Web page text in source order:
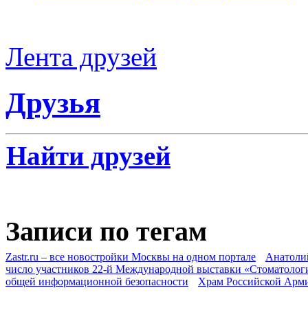
Лента друзей
Друзья
Найти друзей
Записи по тегам
Zastr.ru – все новостройки Москвы на одном портале
число участников 22-й Международной выставки
общей информационной безопасности
Храм Российской